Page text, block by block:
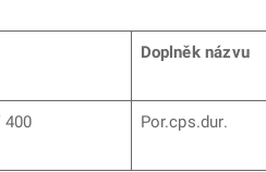
Doplněk názvu
400 Por.cps.dur.